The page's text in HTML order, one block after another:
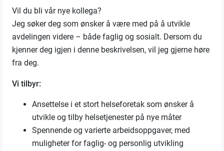
Vil du bli vår nye kollega?
Jeg søker deg som ønsker å være med på å utvikle
avdelingen videre – både faglig og sosialt. Dersom du
kjenner deg igjen i denne beskrivelsen, vil jeg gjerne høre
fra deg.
Vi tilbyr:
Ansettelse i et stort helseforetak som ønsker å
utvikle og tilby helsetjenester på nye måter
Spennende og varierte arbeidsoppgaver, med
muligheter for faglig- og personlig utvikling